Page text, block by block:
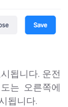
됩니다. 운전
는 오른쪽에
됩니다.